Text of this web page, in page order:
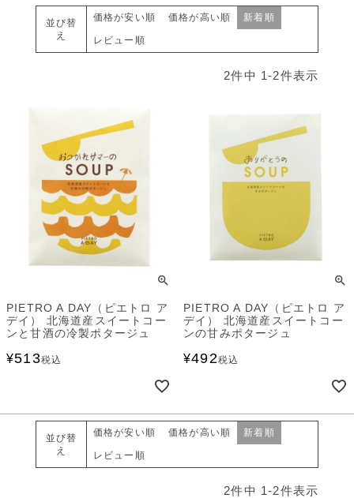
並び替
え
価格が安い順 価格が高い順 新着順
レビュー順
2件中 1-2件表示
PIETRO A DAY（ピエトロ ア
デイ） 北海道産スイートコー
ンと甘酒の冷製ポタージュ
¥513税込
PIETRO A DAY（ピエトロ ア
デイ） 北海道産スイートコー
ンの甘みポタージュ
¥492税込
並び替
え
価格が安い順 価格が高い順 新着順
レビュー順
2件中 1-2件表示